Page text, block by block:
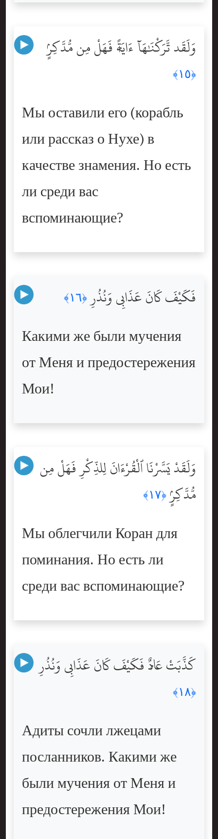
وَلَقَد تَّرَكْنَٰهَآ ءَايَةًۭ فَهَلْ مِن مُّدَّكِرٍۢ
﴿١٥﴾
Мы оставили его (корабль
или рассказ о Нухе) в
качестве знамения. Но есть
ли среди вас
вспоминающие?
فَكَيْفَ كَانَ عَذَابِى وَنُذُرِ ﴿١٦﴾
Какими же были мучения
от Меня и предостережения
Мои!
وَلَقَدْ يَسَّرْنَا ٱلْقُرْءَانَ لِلذِّكْرِ فَهَلْ مِن
مُّدَّكِرٍۢ﴿١٧﴾
Мы облегчили Коран для
поминания. Но есть ли
среди вас вспоминающие?
كَذَّبَتْ عَادٌۭ فَكَيْفَ كَانَ عَذَابِى وَنُذُرِ
﴿١٨﴾
Адиты сочли лжецами
посланников. Какими же
были мучения от Меня и
предостережения Мои!